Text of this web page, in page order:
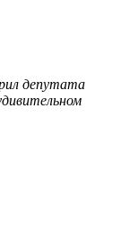
депутата